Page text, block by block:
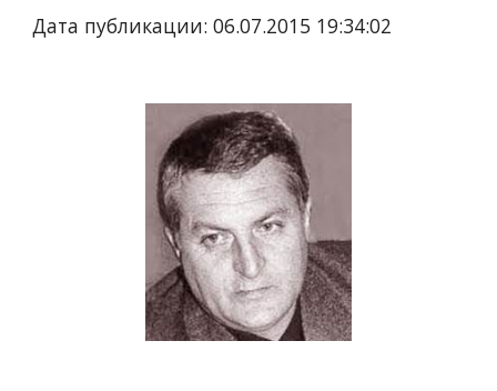
Дата публикации: 06.07.2015 19:34:02